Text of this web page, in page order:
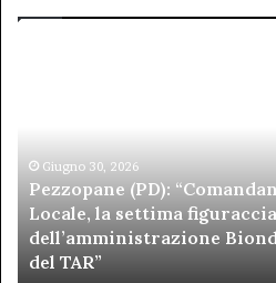
Locale,
settima
figuraccia
dell’amministrazione
Giugno 30, 2026
Pezzopane (PD):
Locale, la settima figuraccia
dell’amministrazione
del TAR”